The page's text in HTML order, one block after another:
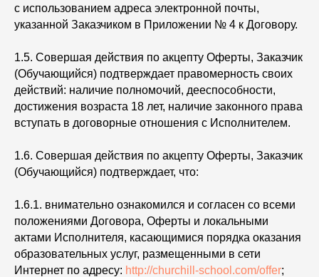
с использованием адреса электронной почты,
указанной Заказчиком в Приложении № 4 к Договору.
1.5. Совершая действия по акцепту Оферты, Заказчик
(Обучающийся) подтверждает правомерность своих
действий: наличие полномочий, дееспособности,
достижения возраста 18 лет, наличие законного права
вступать в договорные отношения с Исполнителем.
1.6. Совершая действия по акцепту Оферты, Заказчик
(Обучающийся) подтверждает, что:
1.6.1. внимательно ознакомился и согласен со всеми
положениями Договора, Оферты и локальными
актами Исполнителя, касающимися порядка оказания
образовательных услуг, размещенными в сети
Интернет по адресу: http://churchill-school.com/offer;